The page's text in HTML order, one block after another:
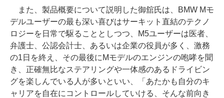
また、製品概要について説明した御舘氏は、BMW Mモ
デルユーザーの最も深い喜びはサーキット直結のテクノ
ロジーを日常で駆ることとしつつ、M5ユーザーは医者、
弁護士、公認会計士、あるいは企業の役員が多く、激務
の1日を終え、その最後にMモデルのエンジンの咆哮を聞
き、正確無比なステアリングや一体感のあるドライビン
グを楽しんでいる人が多いといい、「あたかも自分のキ
ャリアを自在にコントロールしていける、そんな前向き